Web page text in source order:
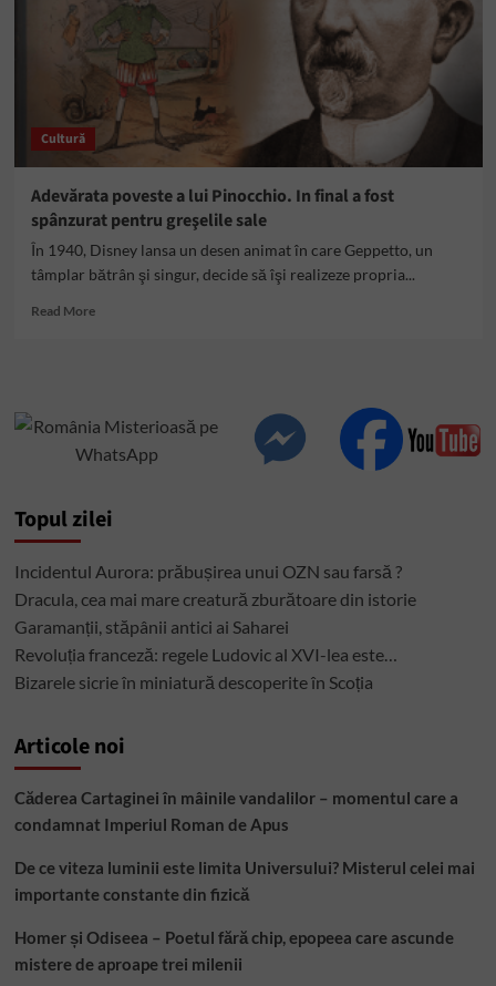
Cultură
Adevărata poveste a lui Pinocchio. In final a fost
spânzurat pentru greşelile sale
În 1940, Disney lansa un desen animat în care Geppetto, un
tâmplar bătrân şi singur, decide să îşi realizeze propria...
Read MoreRead
lui
Pinocchio.
a
pentru
greşelile
sale
Topul zilei
Incidentul Aurora: prăbușirea unui OZN sau farsă ?
Dracula, cea mai mare creatură zburătoare din istorie
Garamanții, stăpânii antici ai Saharei
Revoluția franceză: regele Ludovic al XVI-lea este…
Bizarele sicrie în miniatură descoperite în Scoția
Articole noi
Căderea Cartaginei în mâinile vandalilor – momentul care a
condamnat Imperiul Roman de Apus
De ce viteza luminii este limita Universului? Misterul celei mai
importante constante din fizică
Homer și Odiseea – Poetul fără chip, epopeea care ascunde
mistere de aproape trei milenii